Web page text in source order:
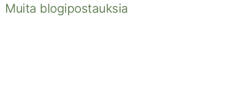
Muita blogipostauksia